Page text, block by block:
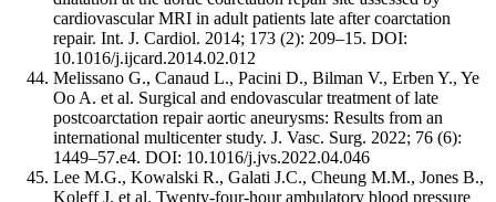
cardiovascular MRI in adult patients late after coarctation
repair. Int. J. Cardiol. 2014; 173 (2): 209–15. DOI:
10.1016/j.ijcard.2014.02.012
Melissano G., Canaud L., Pacini D., Bilman V., Erben Y., Ye
Oo A. et al. Surgical and endovascular treatment of late
postcoarctation repair aortic aneurysms: Results from an
international multicenter study. J. Vasc. Surg. 2022; 76 (6):
1449–57.e4. DOI: 10.1016/j.jvs.2022.04.046
Lee M.G., Kowalski R., Galati J.C., Cheung M.M., Jones B.,
Koleff J. et al. Twenty-four-hour ambulatory blood pressure